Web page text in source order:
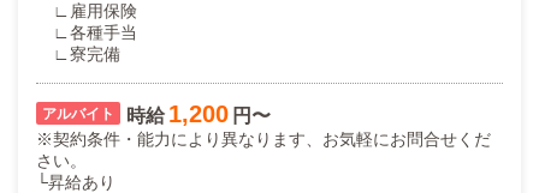
∟雇用保険
∟各種手当
∟寮完備
時給 1,200 円〜
※契約条件・能力により異なります、お気軽にお問合せくだ
さい。
└昇給あり